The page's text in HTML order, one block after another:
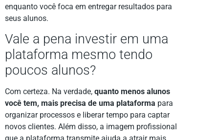
enquanto você foca em entregar resultados para
seus alunos.
Vale a pena investir em uma
plataforma mesmo tendo
poucos alunos?
Com certeza. Na verdade, quanto menos alunos
você tem, mais precisa de uma plataforma para
organizar processos e liberar tempo para captar
novos clientes. Além disso, a imagem profissional